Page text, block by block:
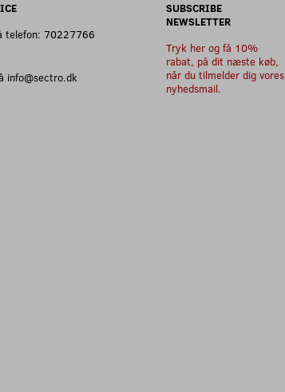
telefon: 70227766
info@sectro.dk
SUBSCRIBE
NEWSLETTER
Tryk her og få 10%
rabat, på dit næste køb,
når du tilmelder dig vores
nyhedsmail.